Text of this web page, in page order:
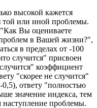
высокой кажется
той или иной проблемы.
"Как Вы оцениваете
в Вашей жизни?",
в пределах от -100
случится" присвоен
коэффициент
"скорее не случится"
ответу "полностью
значение индекса, тем
наступление проблемы.